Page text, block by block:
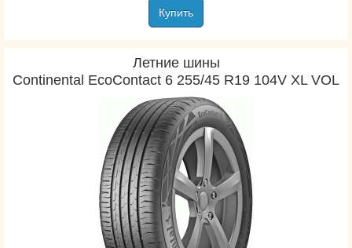
Купить
Летние шины
Continental EcoContact 6 255/45 R19 104V XL VOL